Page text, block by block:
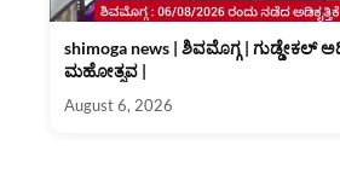
shimoga news | ಶಿವಮೊಗ್ಗ | ಗುಡ್ಡೇಕಲ್
ಮಹೋತ್ಸವ |
August 6, 2026